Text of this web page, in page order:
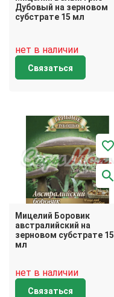
Дубовый на зерновом
субстрате 15 мл
нет в наличии
Связаться
Мицелий Боровик
австралийский на
зерновом субстрате 15
мл
нет в наличии
Связаться